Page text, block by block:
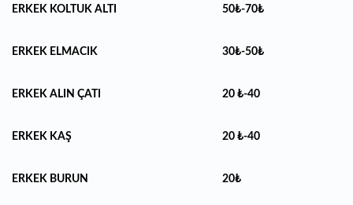
ERKEK KOLTUK ALTI 50₺-70₺
ERKEK ELMACIK 30₺-50₺
ERKEK ALIN ÇATI 20 ₺-40
ERKEK KAŞ 20 ₺-40
ERKEK BURUN 20₺